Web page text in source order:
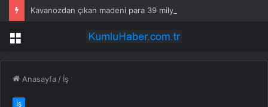
Kavanozdan çıkan madeni para 39 milyon lira kazandırdı
Menü
Anasayfa / İş
İş